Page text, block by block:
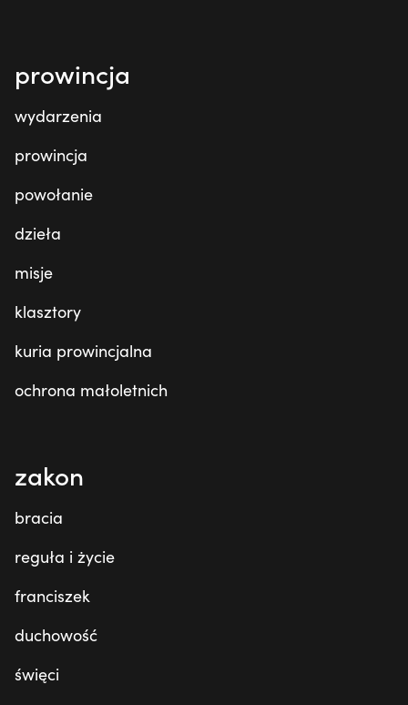
prowincja
wydarzenia
prowincja
powołanie
dzieła
misje
klasztory
kuria prowincjalna
ochrona małoletnich
zakon
bracia
reguła i życie
franciszek
duchowość
święci